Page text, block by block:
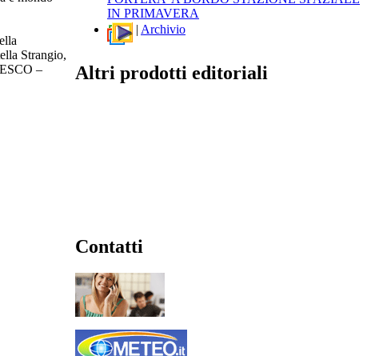
Strangio,
–
IN PRIMAVERA
| Archivio
Altri prodotti editoriali
Contatti